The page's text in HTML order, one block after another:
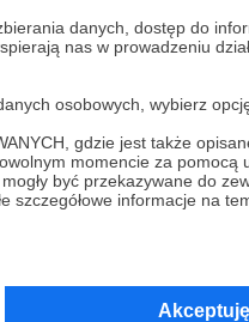
danych, dostęp do
nas w prowadzeniu
osobowych, wybierz opcję
gdzie jest także
momencie za pomocą
być przekazywane do
informacje na